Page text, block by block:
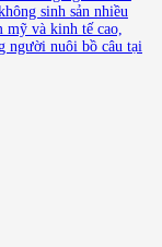
sinh sản nhiều
và kinh tế cao,
người nuôi bồ câu tại